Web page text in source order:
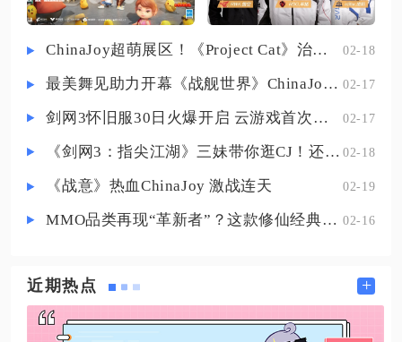
型完整体系。泛用输出组合适配绝
大多数属性输出队伍，前排弥之助
态下全队提升10%会心值，暴击瞬间
额外获取奥义值，大幅加快队伍连
ChinaJoy超萌展区！《Project Cat》治愈猫咪吸引一众铲屎官 02-18
最美舞见助力开幕《战舰世界》ChinaJoy首日精彩碰撞 02-17
剑网3怀旧服30日火爆开启 云游戏首次亮相CJ打造舒适畅玩体验 02-17
《剑网3：指尖江湖》三妹带你逛CJ！还有惊喜嘉宾现场约定你！ 02-18
《战意》热血ChinaJoy 激战连天 02-19
MMO品类再现“革新者”？这款修仙经典IP产品在尝试破局 02-16
近期热点 +